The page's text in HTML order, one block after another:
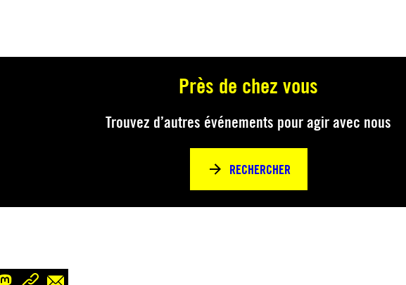
Près de chez vous
Trouvez d’autres événements pour agir avec nous
RECHERCHER